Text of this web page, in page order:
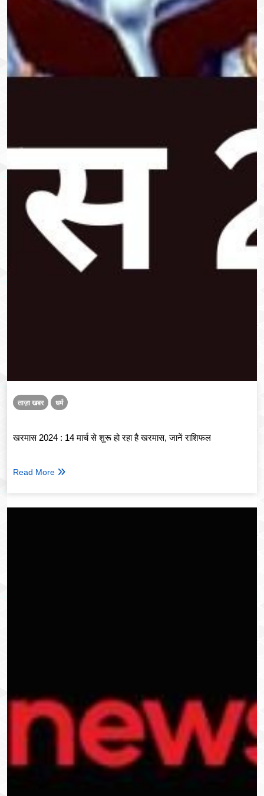
ताज़ा खबर धर्म
खरमास 2024 : 14 मार्च से शुरू हो रहा है खरमास, जानें राशिफल
Read More